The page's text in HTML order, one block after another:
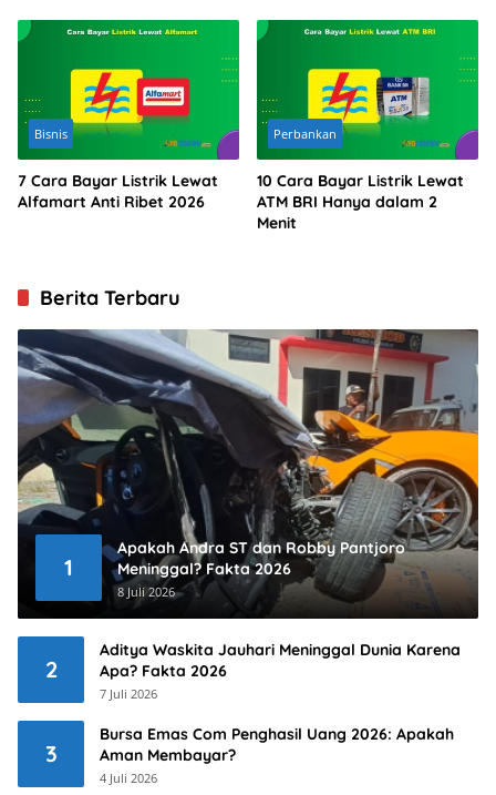
Bisnis
7 Cara Bayar Listrik Lewat
Alfamart Anti Ribet 2026
Perbankan
10 Cara Bayar Listrik Lewat
ATM BRI Hanya dalam 2
Menit
Berita Terbaru
1
Apakah Andra ST dan Robby Pantjoro
Meninggal? Fakta 2026
8 Juli 2026
2
Aditya Waskita Jauhari Meninggal Dunia Karena
Apa? Fakta 2026
7 Juli 2026
3
Bursa Emas Com Penghasil Uang 2026: Apakah
Aman Membayar?
4 Juli 2026